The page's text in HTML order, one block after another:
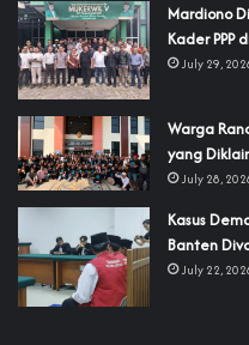
‎Mardiono
Kader PPP
July 29,
‎Warga
yang
July 28,
‎Kasus
Banten
July 22,